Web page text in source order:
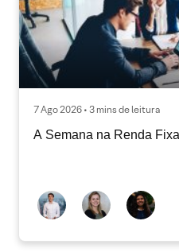
7 Ago 2026 • 3 mins de leitura
A Semana na Renda